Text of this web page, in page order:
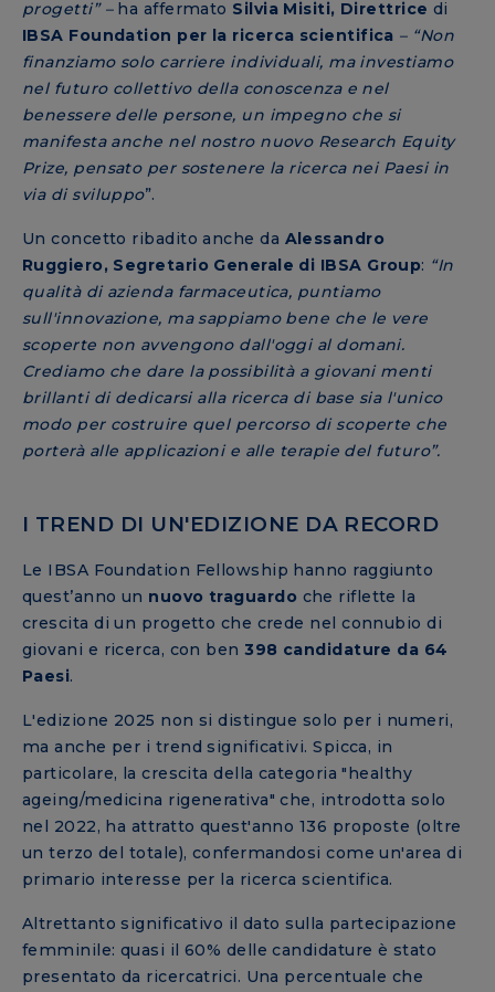
progetti” – ha affermato Silvia Misiti, Direttrice di
IBSA Foundation per la ricerca scientifica – “Non
finanziamo solo carriere individuali, ma investiamo
nel futuro collettivo della conoscenza e nel
benessere delle persone, un impegno che si
manifesta anche nel nostro nuovo Research Equity
Prize, pensato per sostenere la ricerca nei Paesi in
via di sviluppo”.
Un concetto ribadito anche da Alessandro
Ruggiero, Segretario Generale di IBSA Group: “In
qualità di azienda farmaceutica, puntiamo
sull'innovazione, ma sappiamo bene che le vere
scoperte non avvengono dall'oggi al domani.
Crediamo che dare la possibilità a giovani menti
brillanti di dedicarsi alla ricerca di base sia l'unico
modo per costruire quel percorso di scoperte che
porterà alle applicazioni e alle terapie del futuro”.
I TREND DI UN'EDIZIONE DA RECORD
Le IBSA Foundation Fellowship hanno raggiunto
quest’anno un nuovo traguardo che riflette la
crescita di un progetto che crede nel connubio di
giovani e ricerca, con ben398 candidature da 64
Paesi.
L'edizione 2025 non si distingue solo per i numeri,
ma anche per i trend significativi. Spicca, in
particolare, la crescita della categoria "healthy
ageing/medicina rigenerativa" che, introdotta solo
nel 2022, ha attratto quest'anno 136 proposte (oltre
un terzo del totale), confermandosi come un'area di
primario interesse per la ricerca scientifica.
Altrettanto significativo il dato sulla partecipazione
femminile: quasi il 60% delle candidature è stato
presentato da ricercatrici. Una percentuale che